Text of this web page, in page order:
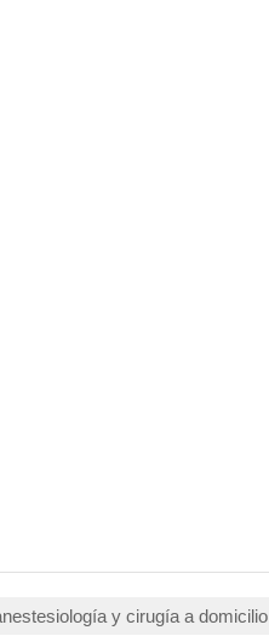
y cirugía a domicilio